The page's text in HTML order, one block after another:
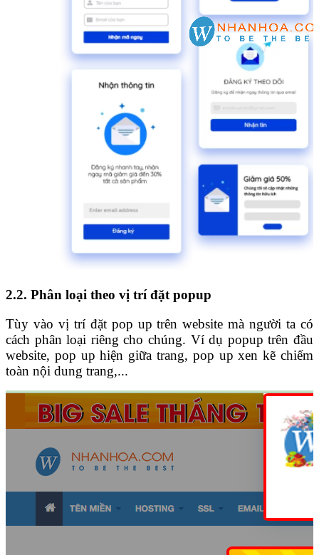
2.2. Phân loại theo vị trí đặt popup
Tùy vào vị trí đặt pop up trên website mà người ta có
cách phân loại riêng cho chúng. Ví dụ popup trên đầu
website, pop up hiện giữa trang, pop up xen kẽ chiếm
toàn nội dung trang,...